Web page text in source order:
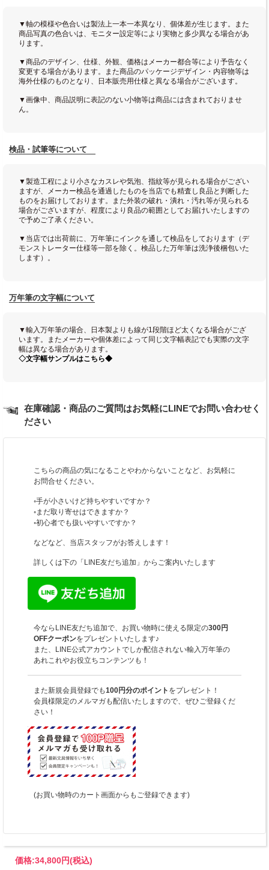
▼軸の模様や色合いは製法上一本一本異なり、個体差が生じます。また
商品写真の色合いは、モニター設定等により実物と多少異なる場合があ
ります。
▼商品のデザイン、仕様、外観、価格はメーカー都合等により予告なく
変更する場合があります。また商品のパッケージデザイン・内容物等は
海外仕様のものとなり、日本販売用仕様と異なる場合がございます。
▼画像中、商品説明に表記のない小物等は商品には含まれておりませ
ん。
検品・試筆等について
▼製造工程により小さなカスレや気泡、指紋等が見られる場合がござい
ますが、メーカー検品を通過したものを当店でも精査し良品と判断した
ものをお届けしております。また外装の破れ・潰れ・汚れ等が見られる
場合がございますが、程度により良品の範囲としてお届けいたしますの
で予めご了承ください。
▼当店では出荷前に、万年筆にインクを通して検品をしております（デ
モンストレーター仕様等一部を除く。検品した万年筆は洗浄後梱包いた
します）。
万年筆の文字幅について
▼輸入万年筆の場合、日本製よりも線が1段階ほど太くなる場合がござ
います。またメーカーや個体差によって同じ文字幅表記でも実際の文字
幅は異なる場合があります。
◇文字幅サンプルはこちら◆
在庫確認・商品のご質問はお気軽にLINEでお問い合わせく
ださい
こちらの商品の気になることやわからないことなど、お気軽に
お問合せください。
◦手が小さいけど持ちやすいですか？
◦まだ取り寄せはできますか？
◦初心者でも扱いやすいですか？
などなど、当店スタッフがお答えします！
詳しくは下の「LINE友だち追加」からご案内いたします
今ならLINE友だち追加で、お買い物時に使える限定の300円
OFFクーポンをプレゼントいたします♪
また、LINE公式アカウントでしか配信されない輸入万年筆の
あれこれやお役立ちコンテンツも！
また新規会員登録でも100円分のポイント をプレゼント！
会員様限定のメルマガも配信いたしますので、ぜひご登録くだ
さい！
(お買い物時のカート画面からもご登録できます)
価格:34,800円(税込)